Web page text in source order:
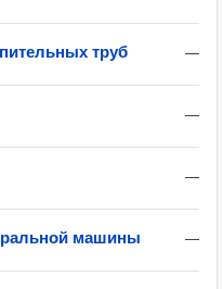
—
труб
—
—
—
машины